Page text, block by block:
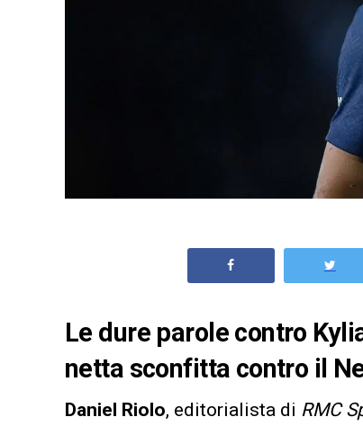
Le dure parole contro
netta sconfitta contro il
Daniel Riolo, editorialista di RMC